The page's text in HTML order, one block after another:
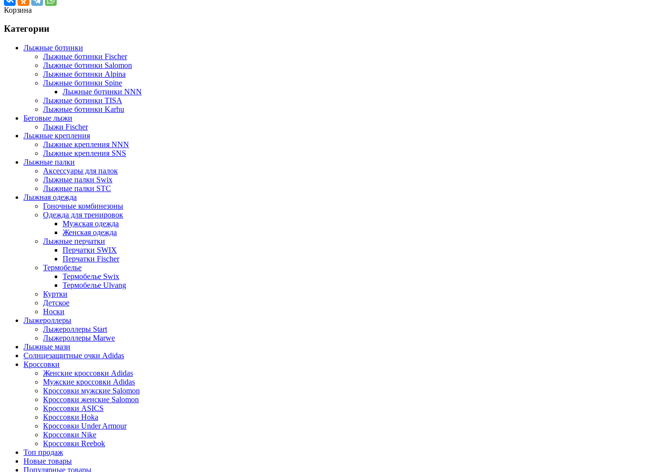
Корзина
Категории
Лыжные ботинки
Лыжные ботинки Fischer
Лыжные ботинки Salomon
Лыжные ботинки Alpina
Лыжные ботинки Spine
Лыжные ботинки NNN
Лыжные ботинки TISA
Лыжные ботинки Karhu
Беговые лыжи
Лыжи Fischer
Лыжные крепления
Лыжные крепления NNN
Лыжные крепления SNS
Лыжные палки
Аксессуары для палок
Лыжные палки Swix
Лыжные палки STC
Лыжная одежда
Гоночные комбинезоны
Одежда для тренировок
Мужская одежда
Женская одежда
Лыжные перчатки
Перчатки SWIX
Перчатки Fischer
Термобелье
Термобелье Swix
Термобелье Ulvang
Куртки
Детское
Носки
Лыжероллеры
Лыжероллеры Start
Лыжероллеры Marwe
Лыжные мази
Солнцезащитные очки Adidas
Кроссовки
Женские кроссовки Adidas
Мужские кроссовки Adidas
Кроссовки мужские Salomon
Кроссовки женские Salomon
Кроссовки ASICS
Кроссовки Hoka
Кроссовки Under Armour
Кроссовки Nike
Кроссовки Reebok
Топ продаж
Новые товары
Популярные товары